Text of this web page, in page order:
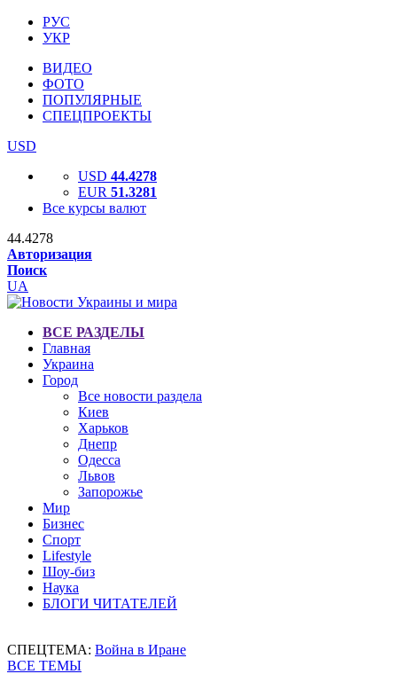
РУС
УКР
ВИДЕО
ФОТО
ПОПУЛЯРНЫЕ
СПЕЦПРОЕКТЫ
USD
USD 44.4278
EUR 51.3281
Все курсы валют
44.4278
Авторизация
Поиск
UA
ВСЕ РАЗДЕЛЫ
Главная
Украина
Город
Все новости раздела
Киев
Харьков
Днепр
Одесса
Львов
Запорожье
Мир
Бизнес
Спорт
Lifestyle
Шоу-биз
Наука
БЛОГИ ЧИТАТЕЛЕЙ
СПЕЦТЕМА: Война в Иране
ВСЕ ТЕМЫ